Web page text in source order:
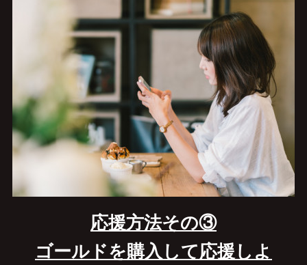
応援方法その③
ゴールドを購入して応援しよ